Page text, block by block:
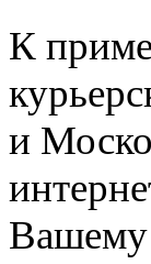
К
и
Вашему